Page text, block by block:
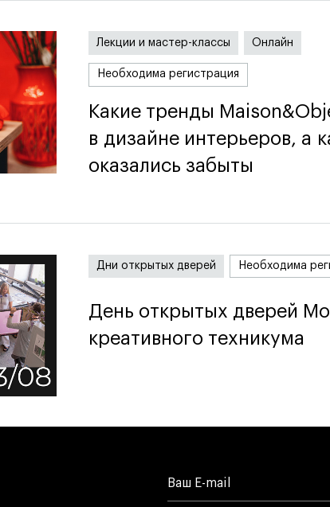
Лекции и мастер-классы Онлайн
Необходима регистрация
Какие тренды
в дизайне интерьеров, а
оказались забыты
Какие тренды
в дизайне интерьеров, а
оказались забыты
Дни открытых дверей Необходима
День открытых дверей
креативного техникума
День открытых дверей
креативного техникума